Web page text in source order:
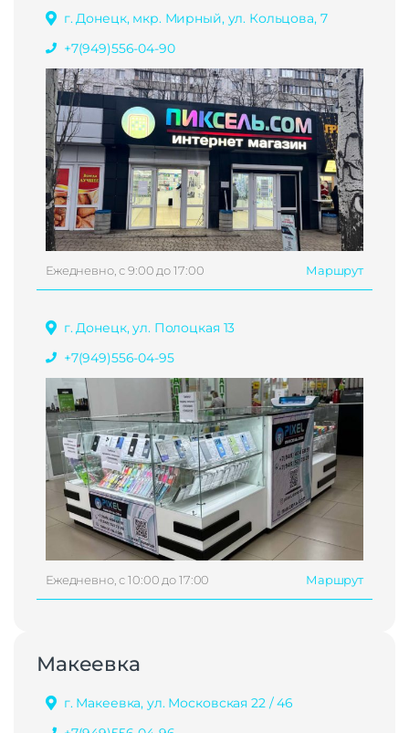
г. Донецк, мкр. Мирный, ул. Кольцова, 7
+7(949)556-04-90
Ежедневно, с 9:00 до 17:00 Маршрут
г. Донецк, ул. Полоцкая 13
+7(949)556-04-95
Ежедневно, с 10:00 до 17:00 Маршрут
Макеевка
г. Макеевка, ул. Московская 22 / 46